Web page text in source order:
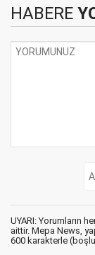
HABERE
UYARI: Yorumların
aittir. Mepa News,
600 karakterle